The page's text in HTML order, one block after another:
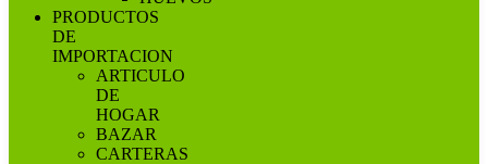
PRODUCTOS
DE
IMPORTACION
ARTICULO
DE
HOGAR
BAZAR
CARTERAS